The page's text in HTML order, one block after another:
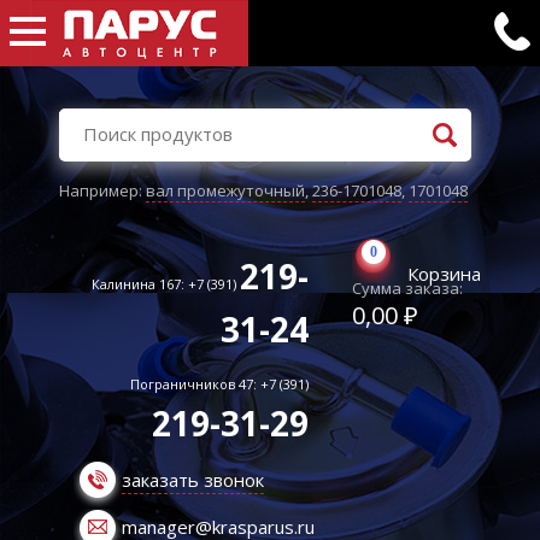
Например:вал промежуточный,236-1701048,1701048
Калинина 167: +7 (391) 219-
31-24
Пограничников 47: +7 (391)
219-31-29
заказать звонок
manager@krasparus.ru
0
Корзина
Сумма заказа:
0,00 ₽